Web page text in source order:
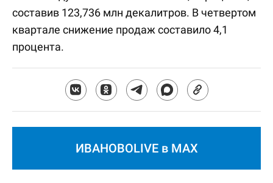
составив 123,736 млн декалитров. В четвертом
квартале снижение продаж составило 4,1
процента.
ИВАНОВОLIVE в MAX